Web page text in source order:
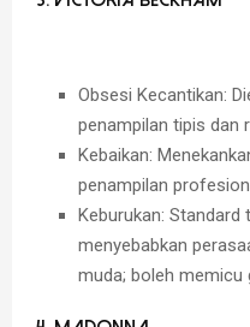
Obsesi Kecantikan:
penampilan tipis dan
Kebaikan:
penampilan
Keburukan: Standard
menyebabkan
muda; boleh memicu